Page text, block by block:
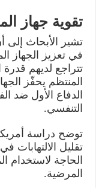
تقوية جهاز
تشير الأبحاث إلى
في تعزيز الجهاز
تتراجع لديهم
المنتظم يحفّز
الدفاع الأول ضد
التنفسي.
توضح دراسة
تقليل
الحاجة لاستخدام
المرضية.